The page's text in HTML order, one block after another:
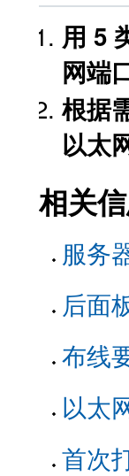
用 5
网端
根据
以太
相关
服务
后面
布线
以太
首次